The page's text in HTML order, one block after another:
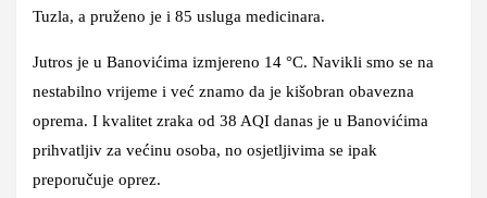
Tuzla, a pruženo je i 85 usluga medicinara.
Jutros je u Banovićima izmjereno 14 °C. Navikli smo se na
nestabilno vrijeme i već znamo da je kišobran obavezna
oprema. I kvalitet zraka od 38 AQI danas je u Banovićima
prihvatljiv za većinu osoba, no osjetljivima se ipak
preporučuje oprez.